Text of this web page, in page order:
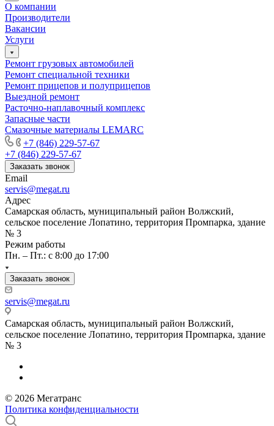
О компании
Производители
Вакансии
Услуги
Ремонт грузовых автомобилей
Ремонт специальной техники
Ремонт прицепов и полуприцепов
Выездной ремонт
Расточно-наплавочный комплекс
Запасные части
Смазочные материалы LEMARC
+7 (846) 229-57-67
+7 (846) 229-57-67
Заказать звонок
Email
servis@megat.ru
Адрес
Самарская область, муниципальный район Волжский,
сельское поселение Лопатино, территория Промпарка, здание
№ 3
Режим работы
Пн. – Пт.: с 8:00 до 17:00
Заказать звонок
servis@megat.ru
Самарская область, муниципальный район Волжский,
сельское поселение Лопатино, территория Промпарка, здание
№ 3
© 2026 Мегатранс
Политика конфиденциальности